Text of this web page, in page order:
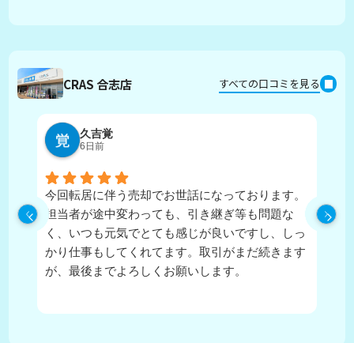
CRAS 合志店 すべての口コミを見る
久吉覚
6日前
今回転居に伴う売却でお世話になっております。
担当者が途中変わっても、引き継ぎ等も問題な
く、いつも元気でとても感じが良いですし、しっ
かり仕事もしてくれてます。取引がまだ続きます
が、最後までよろしくお願いします。